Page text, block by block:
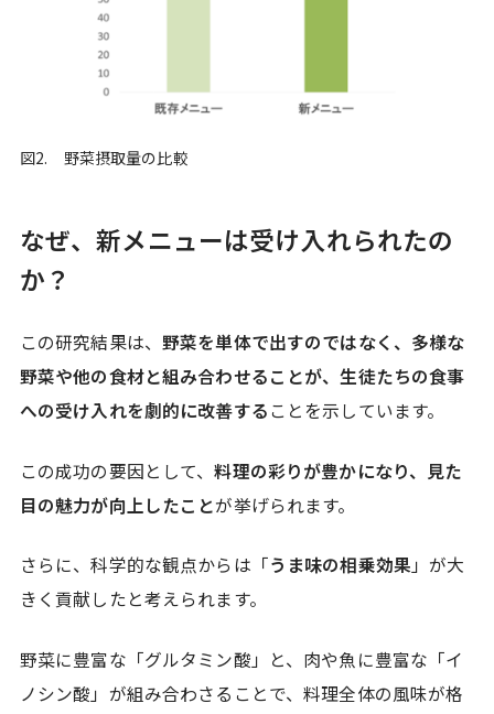
図2. 野菜摂取量の比較
なぜ、新メニューは受け入れられたの
か？
この研究結果は、野菜を単体で出すのではなく、多様な
野菜や他の食材と組み合わせることが、生徒たちの食事
への受け入れを劇的に改善する ことを示しています。
この成功の要因として、料理の彩りが豊かになり、見た
目の魅力が向上したことが挙げられます。
さらに、科学的な観点からは「うま味の相乗効果 」が大
きく貢献したと考えられます。
野菜に豊富な「グルタミン酸」と、肉や魚に豊富な「イ
ノシン酸」が組み合わさることで、料理全体の風味が格